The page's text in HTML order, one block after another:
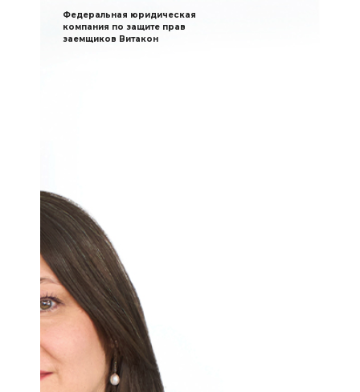
Федеральная юридическая
компания по защите прав
заемщиков Витакон